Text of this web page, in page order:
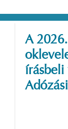
A
írásbeli